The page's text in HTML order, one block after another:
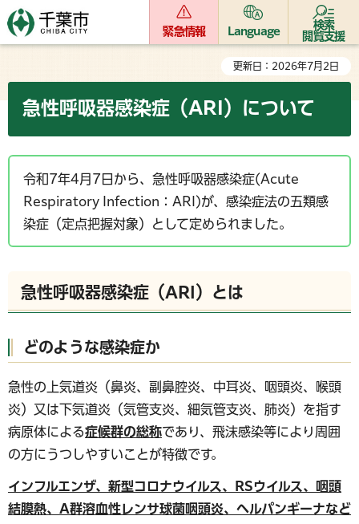
緊急情報 Language
検索
閲覧支援
更新日：2026年7月2日
急性呼吸器感染症（ARI）について
令和7年4月7日から、急性呼吸器感染症(Acute
Respiratory Infection：ARI)が、感染症法の五類感
染症（定点把握対象）として定められました。
急性呼吸器感染症（ARI）とは
どのような感染症か
急性の上気道炎（鼻炎、副鼻腔炎、中耳炎、咽頭炎、喉頭
炎）又は下気道炎（気管支炎、細気管支炎、肺炎）を指す
病原体による症候群の総称であり、飛沫感染等により周囲
の方にうつしやすいことが特徴です。
インフルエンザ、新型コロナウイルス、RSウイルス、咽頭
結膜熱、A群溶血性レンサ球菌咽頭炎、ヘルパンギーナなど